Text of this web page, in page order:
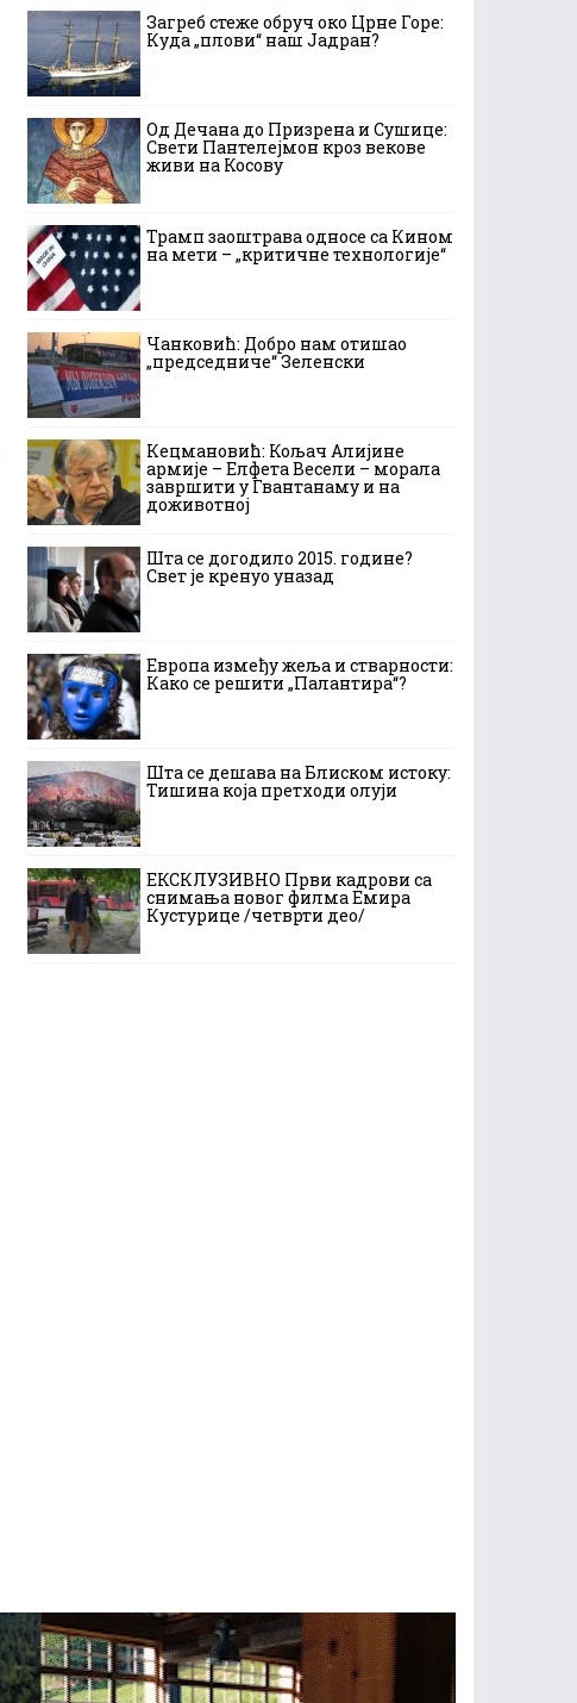
Загреб стеже обруч око Црне Горе:
Куда „плови“ наш Јадран?
Од Дечана до Призрена и Сушице:
Свети Пантелејмон кроз векове
живи на Косову
Трамп заоштрава односе са Кином
на мети – „критичне технологије“
Чанковић: Добро нам отишао
„председниче“ Зеленски
Кецмановић: Кољач Алијине
армије – Елфета Весели – морала
завршити у Гвантанаму и на
доживотној
Шта се догодило 2015. године?
Свет је кренуо уназад
Европа између жеља и стварности:
Како се решити „Палантира“?
Шта се дешава на Блиском истоку:
Тишина која претходи олуји
ЕКСКЛУЗИВНО Први кадрови са
снимања новог филма Емира
Кустурице /четврти део/